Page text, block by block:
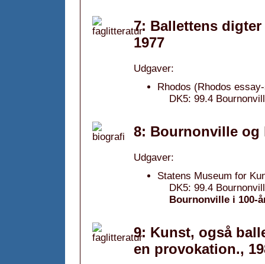
7: Ballettens
1977
Udgaver:
Rhodos (Rhodos
DK5: 99.4
8: Bournonville og
Udgaver:
Statens Museum for
DK5: 99.4
Bournonville i 100-
9: Kunst, også
en provokation.,